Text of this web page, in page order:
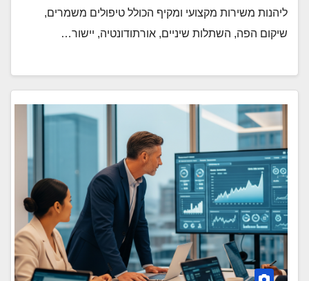
ליהנות משירות מקצועי ומקיף הכולל טיפולים משמרים,
שיקום הפה, השתלות שיניים, אורתודונטיה, יישור…